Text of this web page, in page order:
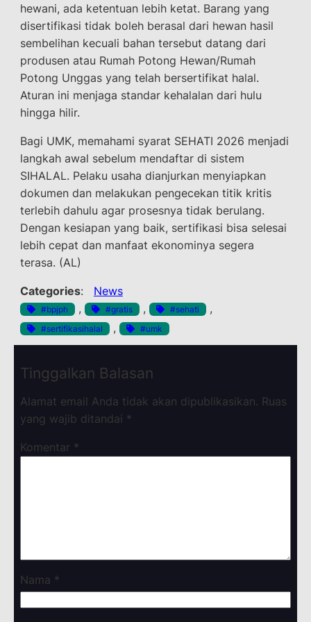
hewani, ada ketentuan lebih ketat. Barang yang
disertifikasi tidak boleh berasal dari hewan hasil
sembelihan kecuali bahan tersebut datang dari
produsen atau Rumah Potong Hewan/Rumah
Potong Unggas yang telah bersertifikat halal.
Aturan ini menjaga standar kehalalan dari hulu
hingga hilir.
Bagi UMK, memahami syarat SEHATI 2026 menjadi
langkah awal sebelum mendaftar di sistem
SIHALAL. Pelaku usaha dianjurkan menyiapkan
dokumen dan melakukan pengecekan titik kritis
terlebih dahulu agar prosesnya tidak berulang.
Dengan kesiapan yang baik, sertifikasi bisa selesai
lebih cepat dan manfaat ekonominya segera
terasa. (AL)
Categories: News
#bpjph , #gratis , #sehati ,
#sertifikasihalal , #umk
Tinggalkan Balasan
Alamat email Anda tidak akan dipublikasikan. Ruas
yang wajib ditandai *
Komentar *
Nama *